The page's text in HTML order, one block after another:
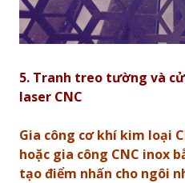
5. Tranh treo tường và
laser CNC
Gia công cơ khí kim loại
hoặc gia công CNC inox
tạo điểm nhấn cho ngôi